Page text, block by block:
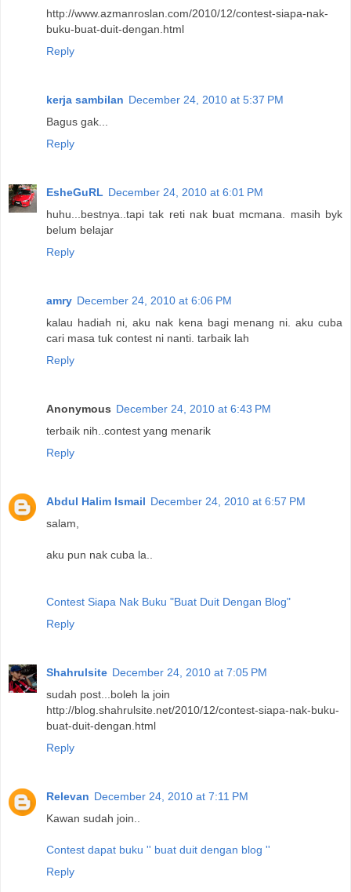
http://www.azmanroslan.com/2010/12/contest-siapa-nak-
buku-buat-duit-dengan.html
Reply
kerja sambilan December 24, 2010 at 5:37 PM
Bagus gak...
Reply
EsheGuRL December 24, 2010 at 6:01 PM
huhu...bestnya..tapi tak reti nak buat mcmana. masih byk
belum belajar
Reply
amry December 24, 2010 at 6:06 PM
kalau hadiah ni, aku nak kena bagi menang ni. aku cuba
cari masa tuk contest ni nanti. tarbaik lah
Reply
Anonymous December 24, 2010 at 6:43 PM
terbaik nih..contest yang menarik
Reply
Abdul Halim Ismail December 24, 2010 at 6:57 PM
salam,
aku pun nak cuba la..
Contest Siapa Nak Buku "Buat Duit Dengan Blog"
Reply
Shahrulsite December 24, 2010 at 7:05 PM
sudah post...boleh la join
http://blog.shahrulsite.net/2010/12/contest-siapa-nak-buku-
buat-duit-dengan.html
Reply
Relevan December 24, 2010 at 7:11 PM
Kawan sudah join..
Contest dapat buku '' buat duit dengan blog ''
Reply